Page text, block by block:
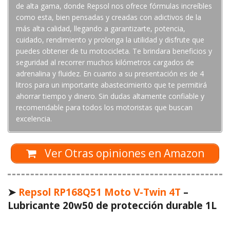
de alta gama, donde Repsol nos ofrece fórmulas increíbles
como esta, bien pensadas y creadas con adictivos de la
más alta calidad, llegando a garantizarte, potencia,
cuidado, rendimiento y prolonga la utilidad y disfrute que
puedes obtener de tu motocicleta. Te brindara beneficios y
seguridad al recorrer muchos kilómetros cargados de
adrenalina y fluidez. En cuanto a su presentación es de 4
litros para un importante abastecimiento que te permitirá
ahorrar tiempo y dinero. Sin dudas altamente confiable y
recomendable para todos los motoristas que buscan
excelencia.
Ver Otras opiniones en Amazon
➤ Repsol RP168Q51 Moto V-Twin 4T –
Lubricante 20w50 de protección durable 1L